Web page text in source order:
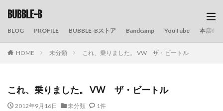
BUBBLE-B
BLOG PROFILE BUBBLE-Bストア Bandcamp YouTube 本店の旅
HOME 未分類 これ、乗りました。 VW ザ・ビートル
これ、乗りました。 VW ザ・ビートル
2012年9月16日 未分類 1件